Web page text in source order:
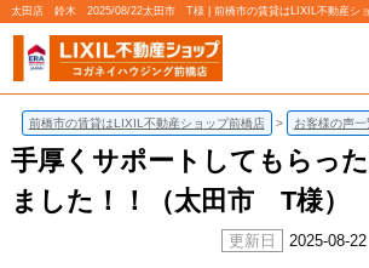
太田店 鈴木 2025/08/22太田市 T様 | 前橋市の賃貸はLIXIL不動産ショ
前橋市の賃貸はLIXIL不動産ショップ前橋店 お客様の声一
手厚くサポートしてもらっ
ました！！（太田市 T様）
2025-08-22